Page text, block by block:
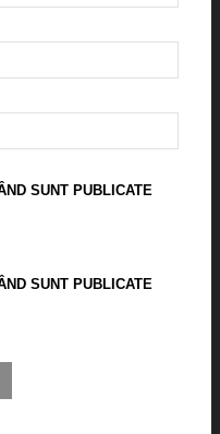
SUNT PUBLICATE
SUNT PUBLICATE